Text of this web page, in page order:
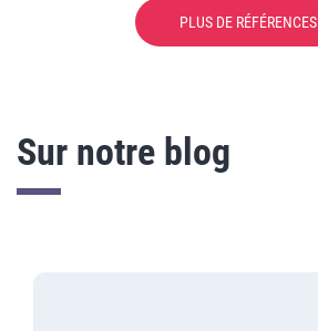
partages sur les
réseaux sociaux
PLUS DE RÉFÉRENCES
Sur notre blog